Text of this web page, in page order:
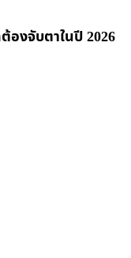
องจับตาในปี 2026